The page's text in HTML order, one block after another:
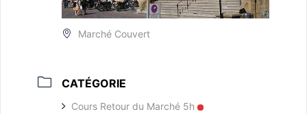
Marché Couvert
CATÉGORIE
Cours Retour du Marché 5h